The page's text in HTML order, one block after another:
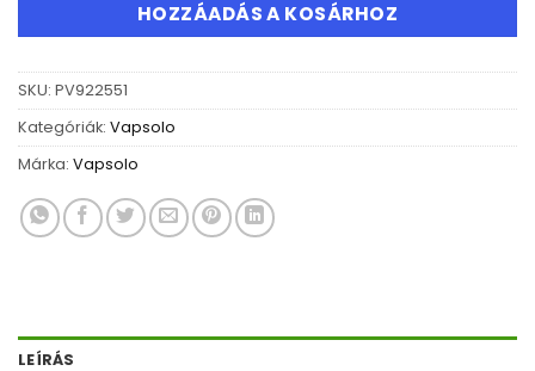
HOZZÁADÁS A KOSÁRHOZ
SKU: PV922551
Kategóriák: Vapsolo
Márka: Vapsolo
LEÍRÁS